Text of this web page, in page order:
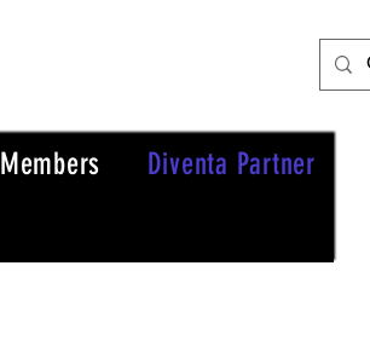
Members
Diventa Partner